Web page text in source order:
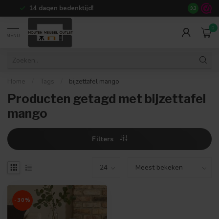
14 dagen bedenktijd! +80.000
9.3
MENU
0
Home Tags bijzettafel mango
Producten getagd met bijzettafel
mango
Filters
-30%